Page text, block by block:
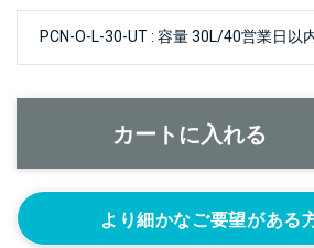
より細かなご要望がある